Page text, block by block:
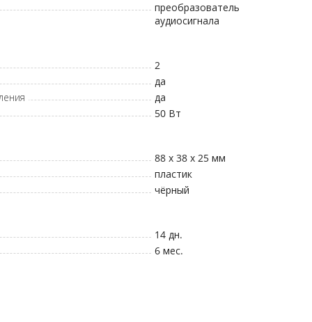
преобразователь
аудиосигнала
2
да
да
50Вт
88 x 38 x 25мм
пластик
чёрный
14 дн.
6 мес.